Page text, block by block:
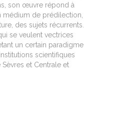
son œuvre répond à
médium de prédilection,
des sujets récurrents.
se veulent vectrices
un certain paradigme
scientifiques
et Centrale et